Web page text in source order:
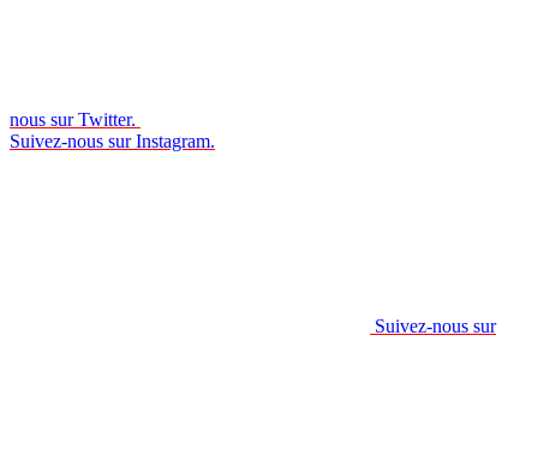
nous sur Twitter.
Suivez-nous sur Instagram.
Suivez-nous sur